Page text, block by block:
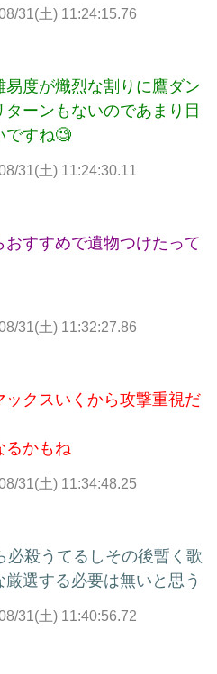
31(土) 11:24:15.76
度が熾烈な割りに鷹ダン
ーンもないのであまり目
ですね🧐
31(土) 11:24:30.11
すすめで遺物つけたって
31(土) 11:32:27.86
クスいくから攻撃重視だ
るかもね
31(土) 11:34:48.25
必殺うてるしその後暫く歌
選する必要は無いと思う
31(土) 11:40:56.72